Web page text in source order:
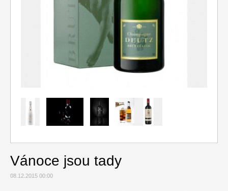
Relax
Cestování
Gurmán
Vánoce jsou tady
08.12.2015 00:00